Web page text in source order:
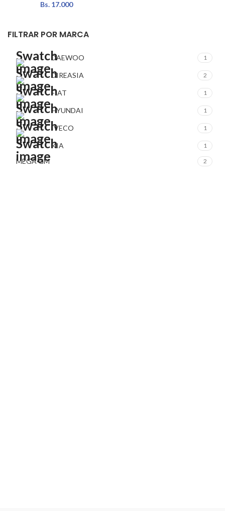
FILTRAR POR MARCA
DAEWOO 1
DIREASIA 2
FIAT 1
HYUNDAI 1
IVECO 1
KIA 1
MEGA GM 2
Bs.17.000